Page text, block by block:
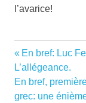
l’avarice!
austérité
contre
le
Post
Previous
Post:
En bref: Luc
L’allégeance.
Next
Post:
En bref,
grec: une